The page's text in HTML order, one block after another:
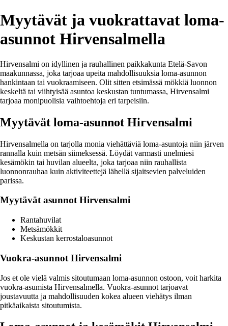
Myytävät ja vuokrattavat loma-
asunnot Hirvensalmella
Hirvensalmi on idyllinen ja rauhallinen paikkakunta Etelä-Savon
maakunnassa, joka tarjoaa upeita mahdollisuuksia loma-asunnon
hankintaan tai vuokraamiseen. Olit sitten etsimässä mökkiä luonnon
keskeltä tai viihtyisää asuntoa keskustan tuntumassa, Hirvensalmi
tarjoaa monipuolisia vaihtoehtoja eri tarpeisiin.
Myytävät loma-asunnot Hirvensalmi
Hirvensalmella on tarjolla monia viehättäviä loma-asuntoja niin järven
rannalla kuin metsän siimeksessä. Löydät varmasti unelmiesi
kesämökin tai huvilan alueelta, joka tarjoaa niin rauhallista
luonnonrauhaa kuin aktiviteettejä lähellä sijaitsevien palveluiden
parissa.
Myytävät asunnot Hirvensalmi
Rantahuvilat
Metsämökkit
Keskustan kerrostaloasunnot
Vuokra-asunnot Hirvensalmi
Jos et ole vielä valmis sitoutumaan loma-asunnon ostoon, voit harkita
vuokra-asumista Hirvensalmella. Vuokra-asunnot tarjoavat
joustavuutta ja mahdollisuuden kokea alueen viehätys ilman
pitkäaikaista sitoutumista.